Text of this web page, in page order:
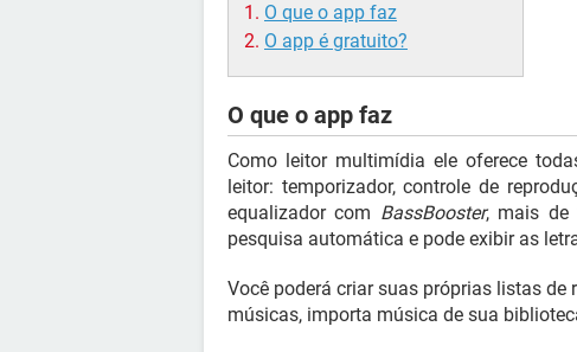
O que o app faz
O app é gratuito?
O que o app faz
Como leitor multimídia ele oferece
leitor: temporizador, controle de
equalizador com BassBooster, mais de
pesquisa automática e pode exibir as
Você poderá criar suas próprias listas
músicas, importa música de sua